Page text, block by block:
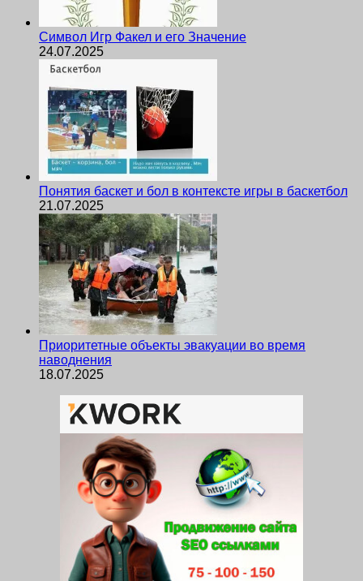
Символ Игр Факел и его Значение
24.07.2025
Понятия баскет и бол в контексте игры в баскетбол
21.07.2025
Приоритетные объекты эвакуации во время
наводнения
18.07.2025